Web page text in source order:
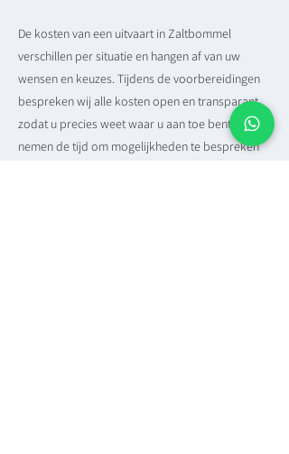
De kosten van een uitvaart in Zaltbommel
verschillen per situatie en hangen af van uw
wensen en keuzes. Tijdens de voorbereidingen
bespreken wij alle kosten open en transparant,
zodat u precies weet waar u aan toe bent. Wij
nemen de tijd om mogelijkheden te bespreken